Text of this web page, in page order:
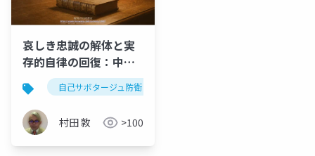
哀しき忠誠の解体と実
存的自律の回復：中年
期における「自己サボ
タージュ防衛」の精神
力動とソマティック・
フォーカシングによる
変容
自己サボタージュ防衛
村田 敦 >100